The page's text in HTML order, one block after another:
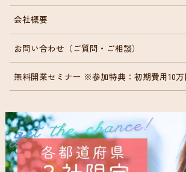
会社概要
お問い合わせ（ご質問・ご相談）
無料開業セミナー ※参加特典：初期費用10万